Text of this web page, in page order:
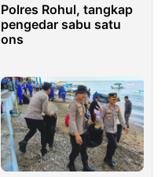
Polres Rohul, tangkap
pengedar sabu satu
ons